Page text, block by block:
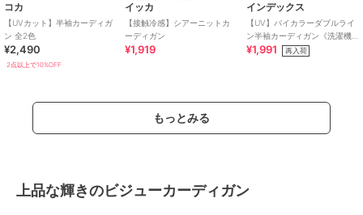
コカ
【UVカット】半袖カーディガ
ン 全2色
¥2,490
2点以上で10%OFF
イッカ
【接触冷感】シアーニットカ
ーディガン
¥1,919
インデックス
【UV】バイカラーダブルライ
ン半袖カーディガン《洗濯機
OK》
¥1,991 再入荷
もっとみる
上品な輝きのビジューカーディガン